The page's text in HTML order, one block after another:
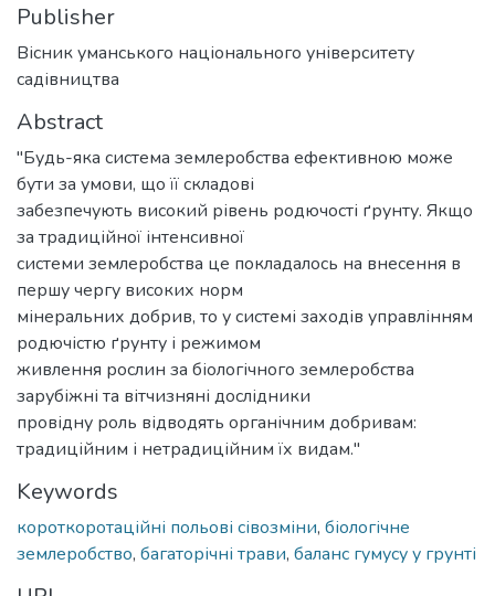
Publisher
Вісник уманського національного університету
садівництва
Abstract
"Будь-яка система землеробства ефективною може
бути за умови, що її складові
забезпечують високий рівень родючості ґрунту. Якщо
за традиційної інтенсивної
системи землеробства це покладалось на внесення в
першу чергу високих норм
мінеральних добрив, то у системі заходів управлінням
родючістю ґрунту і режимом
живлення рослин за біологічного землеробства
зарубіжні та вітчизняні дослідники
провідну роль відводять органічним добривам:
традиційним і нетрадиційним їх видам."
Keywords
короткоротаційні польові сівозміни, біологічне
землеробство, багаторічні трави, баланс гумусу у грунті